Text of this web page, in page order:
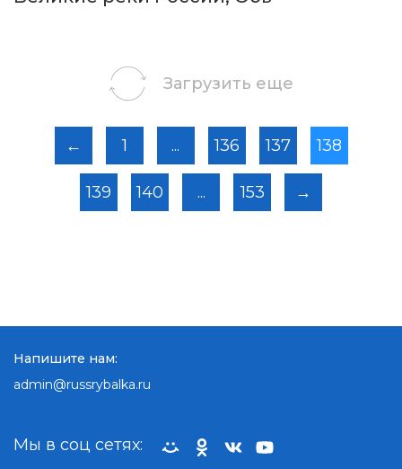
Загрузить еще
← 1 ... 136 137 138
139 140 ... 153 →
Мы в соц сетях:
Напишите нам:
admin@russrybalka.ru